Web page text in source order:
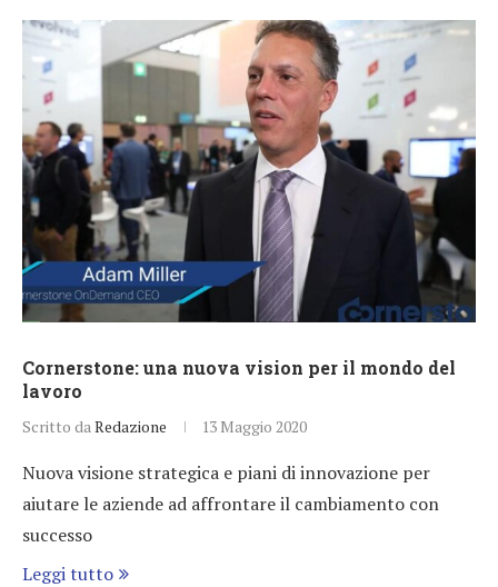
Cornerstone: una nuova vision per il mondo del
lavoro
Scritto da Redazione 13 Maggio 2020
Nuova visione strategica e piani di innovazione per
aiutare le aziende ad affrontare il cambiamento con
successo
Leggi tutto